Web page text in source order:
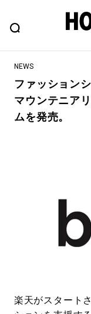
FEATURE
ヒップなファッ
#注目のタグ
#Commune H
#ととけん
NEWS
ファッション
マウンテニア
ムを発売。
楽天がスタート